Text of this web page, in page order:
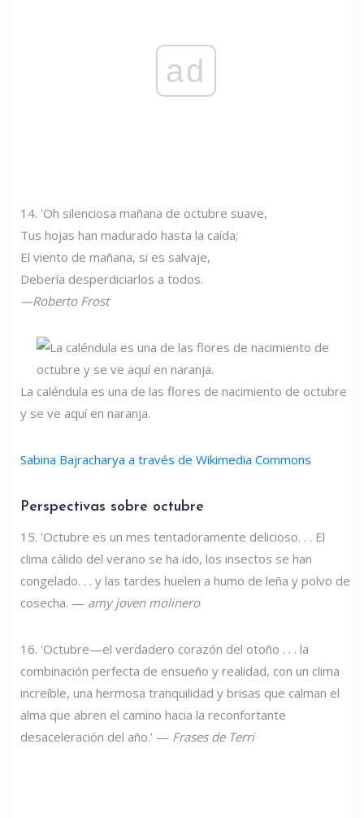
ad
14. 'Oh silenciosa mañana de octubre suave,
Tus hojas han madurado hasta la caída;
El viento de mañana, si es salvaje,
Debería desperdiciarlos a todos.
—Roberto Frost
La caléndula es una de las flores de nacimiento de octubre
y se ve aquí en naranja.
Sabina Bajracharya a través de Wikimedia Commons
Perspectivas sobre octubre
15. 'Octubre es un mes tentadoramente delicioso. . . El
clima cálido del verano se ha ido, los insectos se han
congelado. . . y las tardes huelen a humo de leña y polvo de
cosecha. — amy joven molinero
16. 'Octubre—el verdadero corazón del otoño . . . la
combinación perfecta de ensueño y realidad, con un clima
increíble, una hermosa tranquilidad y brisas que calman el
alma que abren el camino hacia la reconfortante
desaceleración del año.' — Frases de Terri